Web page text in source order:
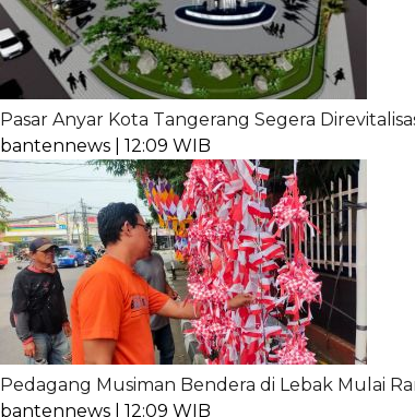
Pasar Anyar Kota Tangerang Segera
bantennews | 12:09 WIB
Pedagang Musiman Bendera di Lebak Mulai
bantennews | 12:09 WIB